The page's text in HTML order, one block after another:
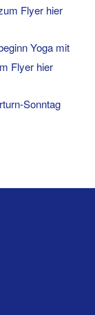
Flyer hier
Yoga mit
Flyer hier
Sonntag